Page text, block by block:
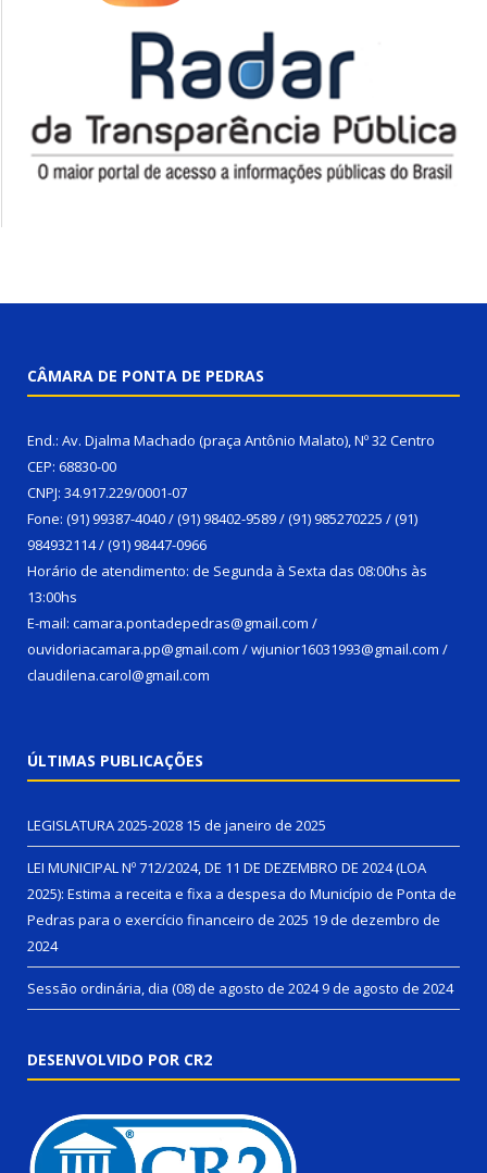
CÂMARA DE PONTA DE PEDRAS
End.: Av. Djalma Machado (praça Antônio Malato), Nº 32 Centro
CEP: 68830-00
CNPJ: 34.917.229/0001-07
Fone: (91) 99387-4040 / (91) 98402-9589 / (91) 985270225 / (91)
984932114 / (91) 98447-0966
Horário de atendimento: de Segunda à Sexta das 08:00hs às
13:00hs
E-mail: camara.pontadepedras@gmail.com /
ouvidoriacamara.pp@gmail.com / wjunior16031993@gmail.com /
claudilena.carol@gmail.com
ÚLTIMAS PUBLICAÇÕES
LEGISLATURA 2025-2028 15 de janeiro de 2025
LEI MUNICIPAL Nº 712/2024, DE 11 DE DEZEMBRO DE 2024 (LOA
2025): Estima a receita e fixa a despesa do Município de Ponta de
Pedras para o exercício financeiro de 2025 19 de dezembro de
2024
Sessão ordinária, dia (08) de agosto de 20249 de agosto de 2024
DESENVOLVIDO POR CR2